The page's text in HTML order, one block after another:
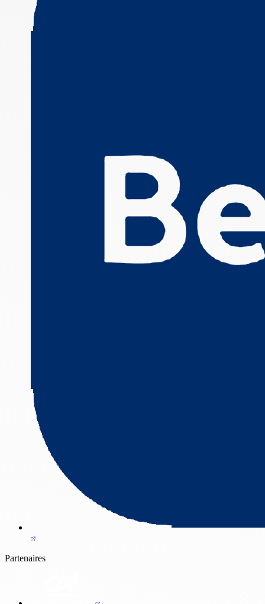
Partenaires